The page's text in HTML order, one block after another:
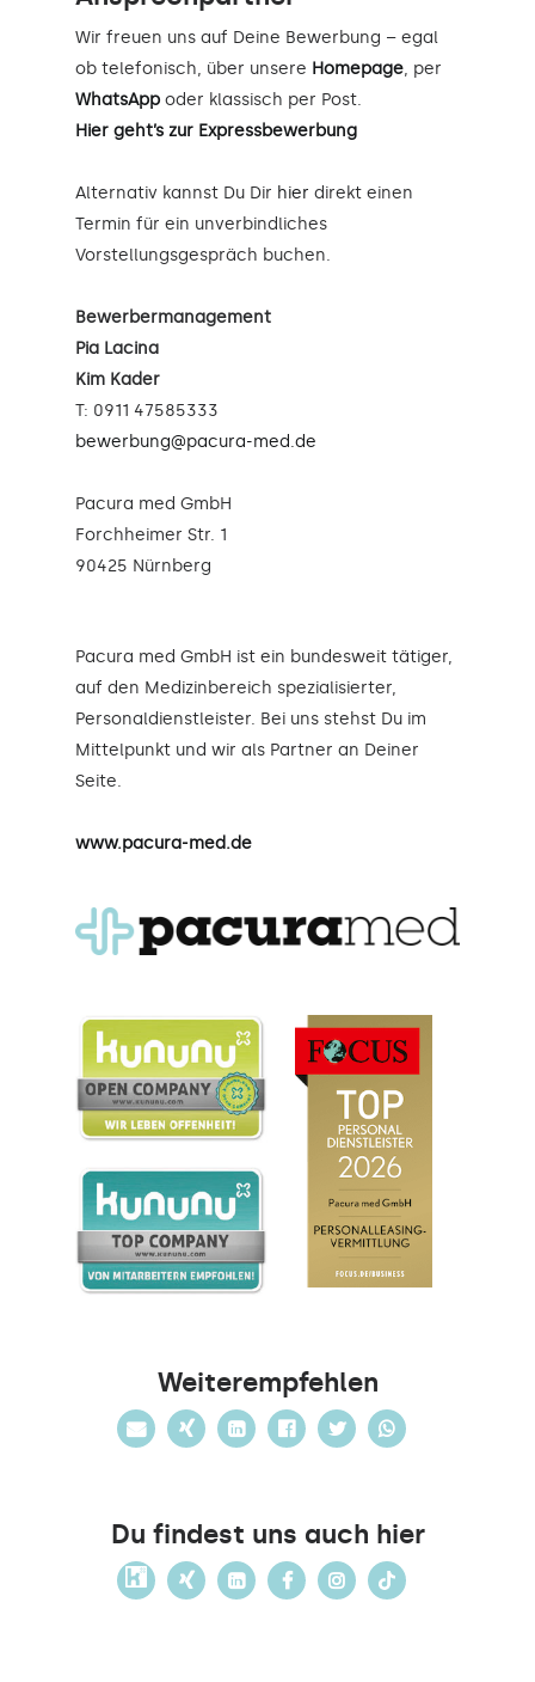
Wir freuen uns auf Deine Bewerbung – egal
ob telefonisch, über unsere Homepage, per
WhatsApp oder klassisch per Post.
Hier geht’s zur Expressbewerbung
Alternativ kannst Du Dir hier direkt einen
Termin für ein unverbindliches
Vorstellungsgespräch buchen.
Bewerbermanagement
Pia Lacina
Kim Kader
T: 0911 47585333
bewerbung@pacura-med.de
Pacura med GmbH
Forchheimer Str. 1
90425 Nürnberg
Pacura med GmbH ist ein bundesweit tätiger,
auf den Medizinbereich spezialisierter,
Personaldienstleister. Bei uns stehst Du im
Mittelpunkt und wir als Partner an Deiner
Seite.
www.pacura-med.de
Weiterempfehlen
Du findest uns auch hier